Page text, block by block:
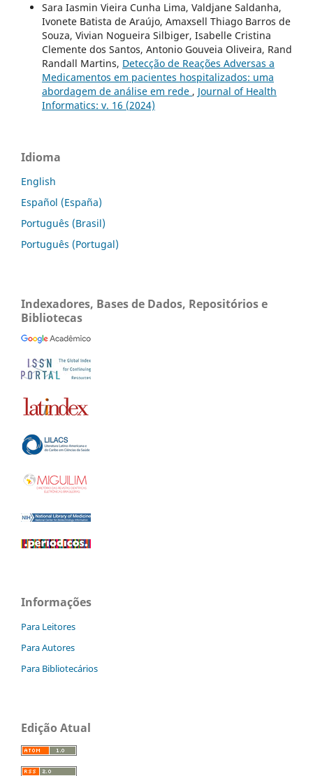
Sara Iasmin Vieira Cunha Lima, Valdjane Saldanha,
Ivonete Batista de Araújo, Amaxsell Thiago Barros de
Souza, Vivian Nogueira Silbiger, Isabelle Cristina
Clemente dos Santos, Antonio Gouveia Oliveira, Rand
Randall Martins, Detecção de Reações Adversas a
Medicamentos em pacientes hospitalizados: uma
abordagem de análise em rede , Journal of Health
Informatics: v. 16 (2024)
Idioma
English
Español (España)
Português (Brasil)
Português (Portugal)
Indexadores, Bases de Dados, Repositórios e
Bibliotecas
Informações
Para Leitores
Para Autores
Para Bibliotecários
Edição Atual